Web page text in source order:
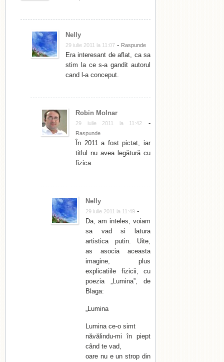
Nelly
29 iulie 2011 la 11:07 - Raspunde
Era interesant de aflat, ca sa
stim la ce s-a gandit autorul
cand l-a conceput.
Robin Molnar
29 iulie 2011 la 11:42 -
Raspunde
În 2011 a fost pictat, iar
titlul nu avea legătură cu
fizica.
Nelly
29 iulie 2011 la 11:49 -
Da, am inteles, voiam
sa vad si latura
artistica putin. Uite,
as asocia aceasta
imagine, plus
explicatiile fizicii, cu
poezia „Lumina”, de
Blaga:
„Lumina
Lumina ce-o simt
năvălindu-mi în piept
când te vad,
oare nu e un strop din